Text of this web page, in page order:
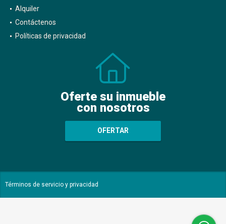
Alquiler
Contáctenos
Políticas de privacidad
Oferte su inmueble
con nosotros
OFERTAR
Términos de servicio y privacidad